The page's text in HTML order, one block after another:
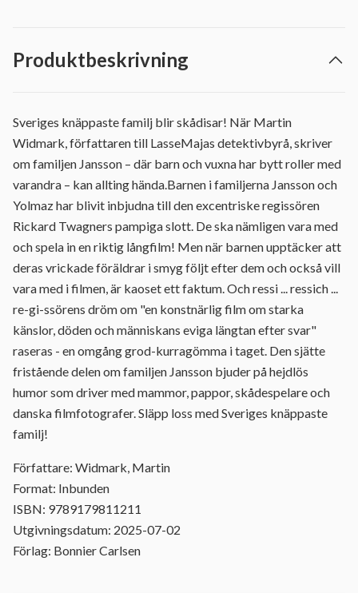
Produktbeskrivning
Sveriges knäppaste familj blir skådisar! När Martin
Widmark, författaren till LasseMajas detektivbyrå, skriver
om familjen Jansson – där barn och vuxna har bytt roller med
varandra – kan allting hända.Barnen i familjerna Jansson och
Yolmaz har blivit inbjudna till den excentriske regissören
Rickard Twagners pampiga slott. De ska nämligen vara med
och spela in en riktig långfilm! Men när barnen upptäcker att
deras vrickade föräldrar i smyg följt efter dem och också vill
vara med i filmen, är kaoset ett faktum. Och ressi ... ressich ...
re-gi-ssörens dröm om "en konstnärlig film om starka
känslor, döden och människans eviga längtan efter svar"
raseras - en omgång grod-kurragömma i taget. Den sjätte
fristående delen om familjen Jansson bjuder på hejdlös
humor som driver med mammor, pappor, skådespelare och
danska filmfotografer. Släpp loss med Sveriges knäppaste
familj!
Författare: Widmark, Martin
Format: Inbunden
ISBN: 9789179811211
Utgivningsdatum: 2025-07-02
Förlag: Bonnier Carlsen